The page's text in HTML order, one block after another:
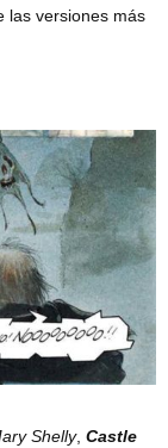
las versiones más
Shelly, Castle